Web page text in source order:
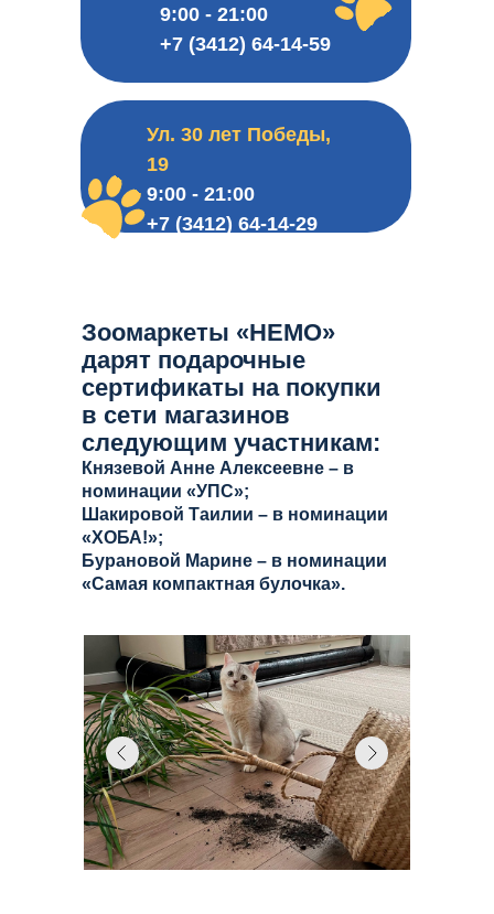
Найдите ближайший
зоомаркет «НЕМО» здесь
9:00 - 21:00
+7 (3412) 64-14-59
Ул. 30 лет Победы,
19
9:00 - 21:00
+7 (3412) 64-14-29
Сеть зоомаркетов
Зоомаркеты «НЕМО»
дарят подарочные
сертификаты на покупки
в сети магазинов
следующим участникам:
Князевой Анне Алексеевне – в
номинации «УПС»;
Шакировой Таилии – в номинации
«ХОБА!»;
Бурановой Марине – в номинации
«Самая компактная булочка».